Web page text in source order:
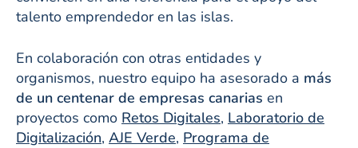
talento emprendedor en las islas.
En colaboración con otras entidades y
organismos, nuestro equipo ha asesorado a más
de un centenar de empresas canarias en
proyectos como Retos Digitales, Laboratorio de
Digitalización, AJE Verde, Programa de